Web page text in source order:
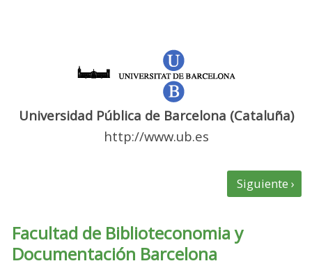
Universidad Pública de Barcelona (Cataluña)
http://www.ub.es
Facultad de Biblioteconomia y
Documentación Barcelona